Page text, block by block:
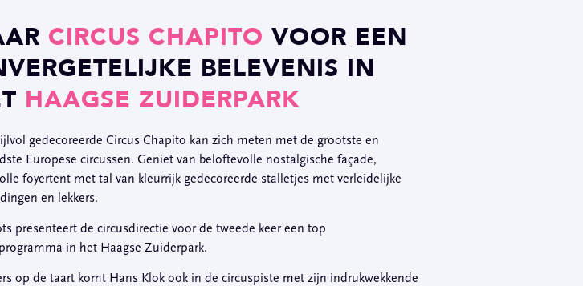
CIRCUS CHAPITO VOOR EEN
BELEVENIS IN
HAAGSE ZUIDERPARK
gedecoreerde Circus Chapito kan zich meten met de grootste en
Europese circussen. Geniet van beloftevolle nostalgische façade,
foyertent met tal van kleurrijk gedecoreerde stalletjes met verleidelijke
en lekkers.
presenteert de circusdirectie voor de tweede keer een top
in het Haagse Zuiderpark.
op de taart komt Hans Klok ook in de circuspiste met zijn indrukwekkende